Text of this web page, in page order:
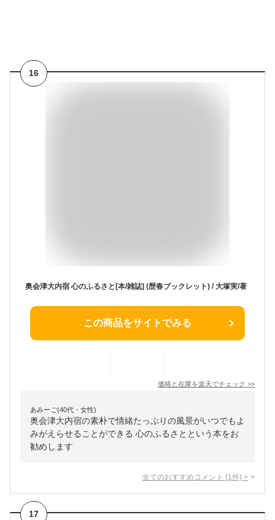
16
奥会津大内宿 心のふるさと[本/雑誌] (歴春ブックレット) / 大塚実/著
この商品をサイトでみる
価格と在庫を楽天でチェック >>
あみーご(40代・女性)
奥会津大内宿の素朴で情緒たっぷりの風景がいつでもよ
みがえらせることができる 心のふるさとという本をお
勧めします
全てのおすすめコメント (1 件) >
17